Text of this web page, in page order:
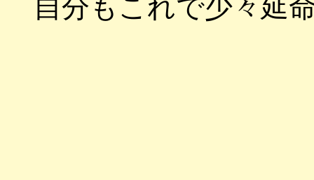
自分もこれで少々延